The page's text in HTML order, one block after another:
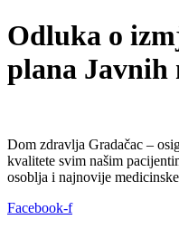
Odluka o
plana Javnih
Dom zdravlja Gradačac –
kvalitete svim našim
osoblja i najnovije
Facebook-f